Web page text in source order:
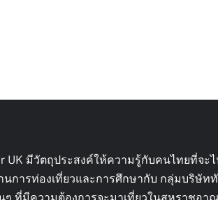
UK มีวัตถุประสงค์ให้ความรู้กับคนไทยที่จะ
นการท่องเที่ยวและการศึกษากับ กลุ่มบริษัท
ๆ ที่มีความต้องการจะมาเที่ยวในสหราชอา